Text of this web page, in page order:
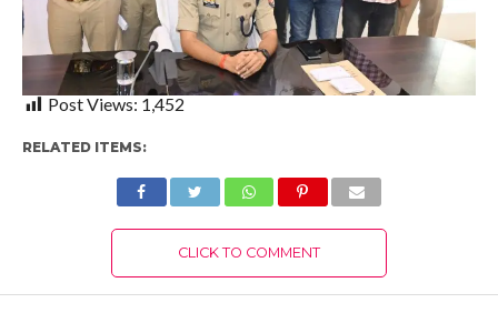
Post Views: 1,452
RELATED ITEMS:
CLICK TO COMMENT